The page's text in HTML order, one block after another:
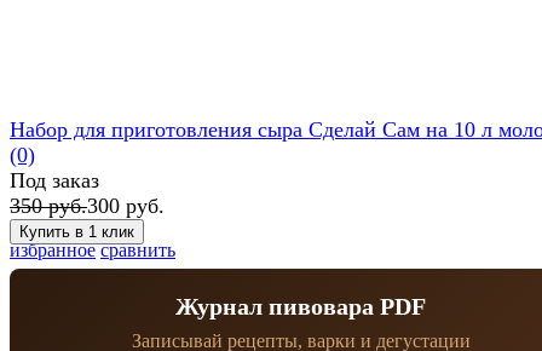
избранное сравнить
Набор для приготовления сыра Сделай Сам на 10 л
(0)
Под заказ
350 руб.300 руб.
Журнал пивовара PDF
Записывай рецепты, варки и дегустации